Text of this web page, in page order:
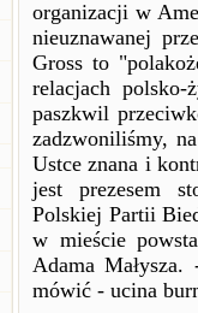
organizacji w
nieuznawanej
Gross to
relacjach
paszkwil
zadzwoniliśmy,
Ustce znana i
jest prezesem
Polskiej Partii
w mieście
Adama
mówić - ucina